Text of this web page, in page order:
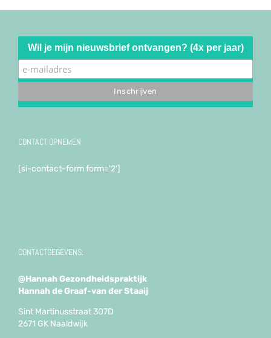
Wil je mijn nieuwsbrief ontvangen? (4x per jaar)
CONTACT OPNEMEN
[si-contact-form form='2']
CONTACTGEGEVENS:
@Hannah Gezondheidspraktijk
Hannah de Graaf-van der Staaij
Sint Martinusstraat 307D
2671 GK Naaldwijk